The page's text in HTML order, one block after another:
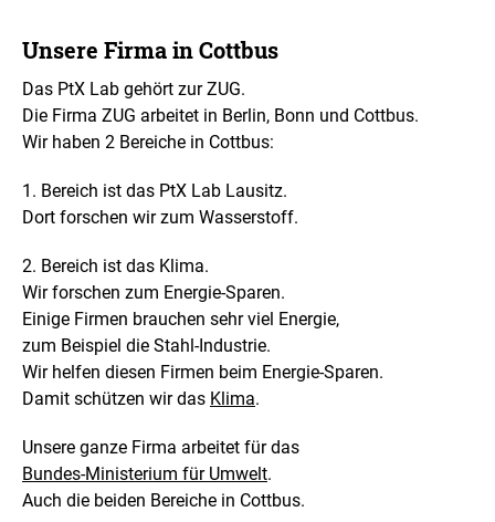
Unsere Firma in Cottbus
Das PtX Lab gehört zur ZUG.
Die Firma ZUG arbeitet in Berlin, Bonn und Cottbus.
Wir haben 2 Bereiche in Cottbus:
1. Bereich ist das PtX Lab Lausitz.
Dort forschen wir zum Wasserstoff.
2. Bereich ist das Klima.
Wir forschen zum Energie-Sparen.
Einige Firmen brauchen sehr viel Energie,
zum Beispiel die Stahl-Industrie.
Wir helfen diesen Firmen beim Energie-Sparen.
Damit schützen wir das Klima.
Unsere ganze Firma arbeitet für das
Bundes-Ministerium für Umwelt.
Auch die beiden Bereiche in Cottbus.